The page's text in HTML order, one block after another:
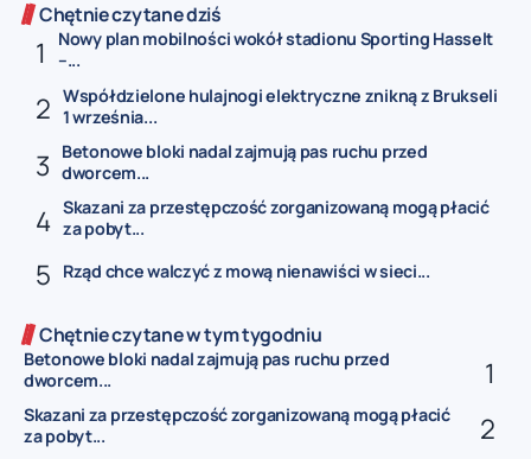
Chętnie czytane dziś
Nowy plan mobilności wokół stadionu Sporting Hasselt
–...
Współdzielone hulajnogi elektryczne znikną z Brukseli
1 września...
Betonowe bloki nadal zajmują pas ruchu przed
dworcem...
Skazani za przestępczość zorganizowaną mogą płacić
za pobyt...
Rząd chce walczyć z mową nienawiści w sieci...
Chętnie czytane w tym tygodniu
Betonowe bloki nadal zajmują pas ruchu przed
dworcem...
Skazani za przestępczość zorganizowaną mogą płacić
za pobyt...